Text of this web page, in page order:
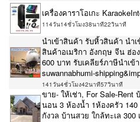
เครื่องคาราโอเกะ
114วัน14ชั่วโมง38นาที22วินาที
นำเข้าสินค้า รับหิ้วสินค้า นำ
สินค้าอเมริกา อังกฤษ จีน ฮ่อ
600 บาท รับเคลียร์ภาษีนำเ
suwannabhumi-
141วัน4ชั่วโมง42นาที57วินาที
ขาย- ให้เช่า, For Sale-Rent
นอน 3 ห้องน้ำ 1ห้องครัว 140
กังวล บ้านสวย ใกล้ทะเล